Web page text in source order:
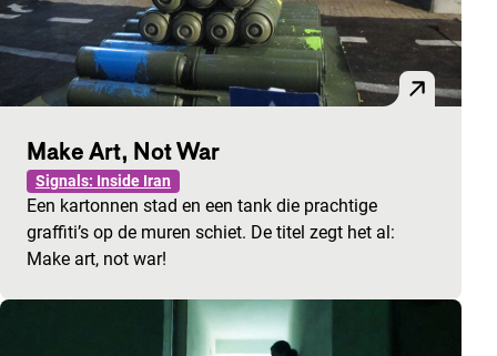
Make Art, Not War
Signals: Inside Iran
Een kartonnen stad en een tank die prachtige
graffiti’s op de muren schiet. De titel zegt het al:
Make art, not war!